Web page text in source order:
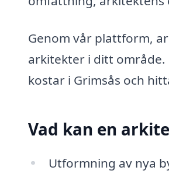
Genom vår plattform,
arkitekter i ditt
kostar i Grimsås och
Vad kan en
Utformning av nya